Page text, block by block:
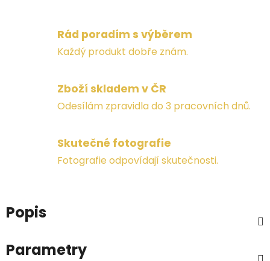
Rád poradím s výběrem
Každý produkt dobře znám.
Zboží skladem v ČR
Odesílám zpravidla do 3 pracovních dnů.
Skutečné fotografie
Fotografie odpovídají skutečnosti.
Popis
Parametry